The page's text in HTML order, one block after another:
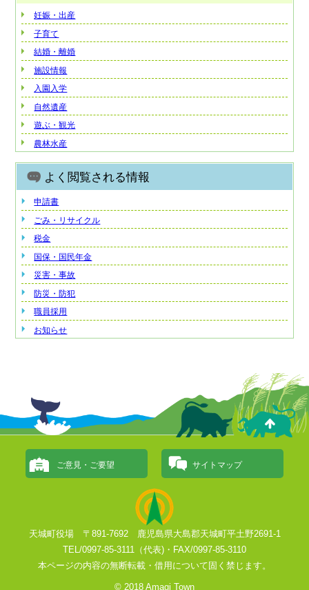
妊娠・出産
子育て
結婚・離婚
施設情報
入園入学
自然遺産
遊ぶ・観光
農林水産
よく閲覧される情報
申請書
ごみ・リサイクル
税金
国保・国民年金
災害・事故
防災・防犯
職員採用
お知らせ
ご意見・ご要望 サイトマップ
天城町役場 〒891-7692 鹿児島県大島郡天城町平土野2691-1
TEL/0997-85-3111（代表)・FAX/0997-85-3110
本ページの内容の無断転載・借用について固く禁じます。
© 2018 Amagi Town